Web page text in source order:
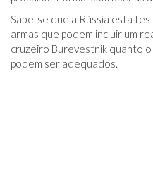
Sabe-se que a Rússia está
armas que podem incluir um
cruzeiro Burevestnik quanto
podem ser adequados.